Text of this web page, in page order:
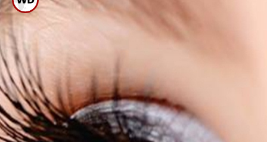
ದೇಹದ ವಿವಿಧ ಅಂಗಗಳು
ಆರೋಗ್ಯವಾಗಿರುವಂತೆ ನೋಡಿಕೊಳ್ಳುವ
ಸಾಮರ್ಥ್ಯ ಪಿಸ್ತಾಗಿದೆ.